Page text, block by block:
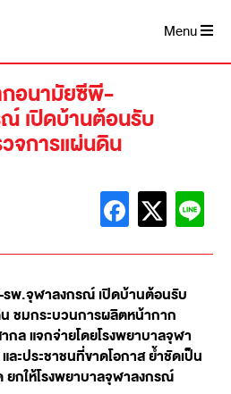
Menu
กอนามัยซีพี-
เปิดบ้านต้อนรับ
จการแผ่นดิน
พ.จุฬาลงกรณ์ เปิดบ้านต้อนรับ
ชมกระบวนการผลิตหน้ากาก
ล แจกจ่ายโดยโรงพยาบาลจุฬา
ะประชาชนที่ขาดโอกาส ย้ำชัดเป็น
ยกให้โรงพยาบาลจุฬาลงกรณ์